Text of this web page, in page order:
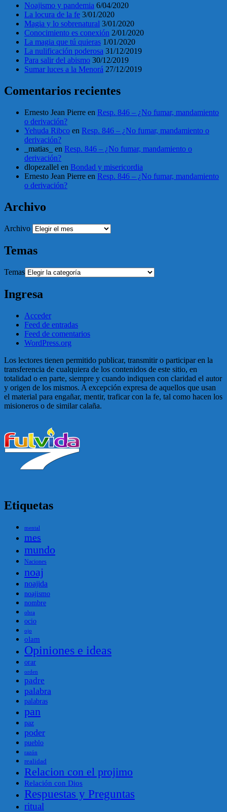
Noajismo y pandemia 6/04/2020
La locura de la fe 3/01/2020
Magia y lo sobrenatural 3/01/2020
Conocimiento es conexión 2/01/2020
La magia que tú quieras 1/01/2020
La nulificación poderosa 31/12/2019
Para salir del abismo 30/12/2019
Sumar luces a la Menorá 27/12/2019
Comentarios recientes
Ernesto Jean Pierre en Resp. 846 – ¿No fumar, mandamiento
o derivación?
Yehuda Ribco en Resp. 846 – ¿No fumar, mandamiento o
derivación?
_matias_
en Resp. 846 – ¿No fumar, mandamiento o
derivación?
dlopezallel en Bondad y misericordia
Ernesto Jean Pierre en Resp. 846 – ¿No fumar, mandamiento
o derivación?
Archivo
Archivo
Temas
Temas
Ingresa
Acceder
Feed de entradas
Feed de comentarios
WordPress.org
Los lectores tienen permitido publicar, transmitir o participar en la
transferencia de cualquiera de los contenidos de este sitio, en
totalidad o en parte, siempre y cuando indiquen con claridad el autor
y origen de los mismos. A excepción expresa de aquellos que usan
el material para engañar, mentir, traficar con la fe, tal como hacen los
misioneros o de similar calaña.
Etiquetas
mental
mes
mundo
Naciones
noaj
noajida
noajismo
nombre
obra
ocio
ojo
olam
Opiniones e ideas
orar
orden
padre
palabra
palabras
pan
paz
poder
pueblo
razón
realidad
Relacion con el projimo
Relación con Dios
Respuestas y Preguntas
ritual